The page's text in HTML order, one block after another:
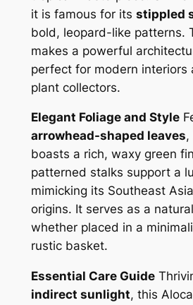
it is famous for its stippled
bold, leopard-like patterns.
makes a powerful
perfect for modern interiors
plant collectors.
Elegant Foliage and Style
arrowhead-shaped leaves,
boasts a rich, waxy green
patterned stalks support a
mimicking its Southeast
origins. It serves as a natural
whether placed in a
rustic basket.
Essential Care Guide
indirect sunlight, this